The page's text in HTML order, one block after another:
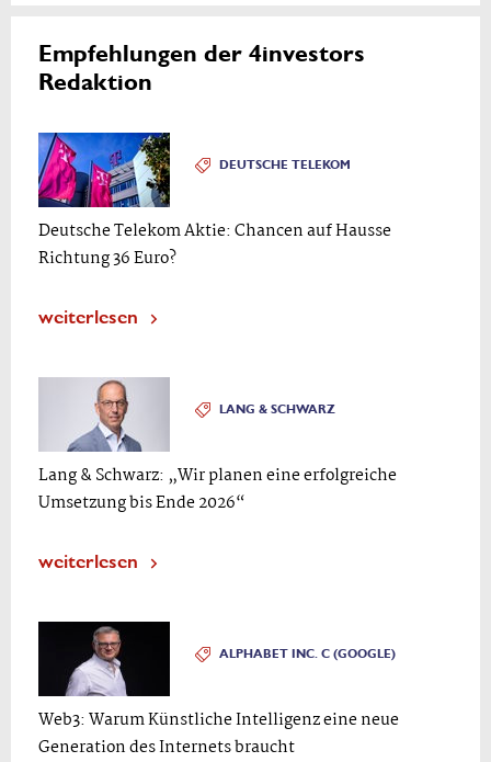
Empfehlungen der 4investors
Redaktion
DEUTSCHE TELEKOM
Deutsche Telekom Aktie: Chancen auf Hausse
Richtung 36 Euro?
weiterlesen
LANG & SCHWARZ
Lang & Schwarz: „Wir planen eine erfolgreiche
Umsetzung bis Ende 2026“
weiterlesen
ALPHABET INC. C (GOOGLE)
Web3: Warum Künstliche Intelligenz eine neue
Generation des Internets braucht